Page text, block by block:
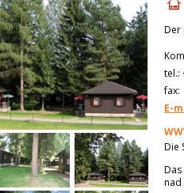
Der
tel.:
fax:
E-
Die
nad